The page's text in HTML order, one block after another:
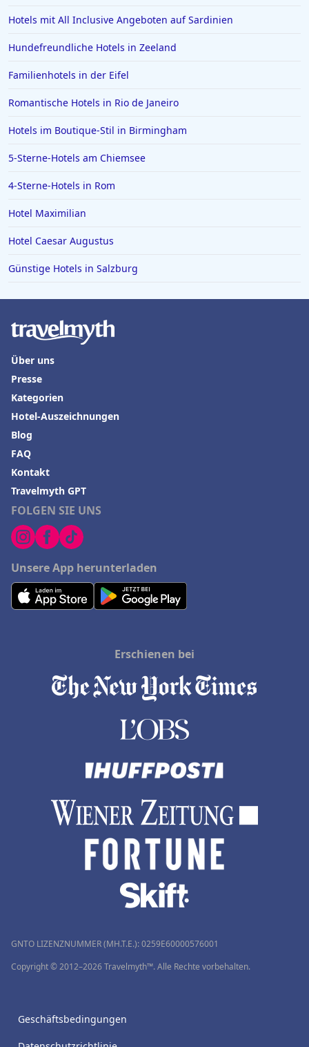
Hotels mit All Inclusive Angeboten auf Sardinien
Hundefreundliche Hotels in Zeeland
Familienhotels in der Eifel
Romantische Hotels in Rio de Janeiro
Hotels im Boutique-Stil in Birmingham
5-Sterne-Hotels am Chiemsee
4-Sterne-Hotels in Rom
Hotel Maximilian
Hotel Caesar Augustus
Günstige Hotels in Salzburg
FOLGEN SIE UNS
Unsere App herunterladen
Über uns
Presse
Kategorien
Hotel-Auszeichnungen
Blog
FAQ
Kontakt
Travelmyth GPT
Erschienen bei
GNTO LIZENZNUMMER (MH.T.E.): 0259Ε60000576001
Copyright © 2012–2026 Travelmyth™. Alle Rechte vorbehalten.
Geschäftsbedingungen